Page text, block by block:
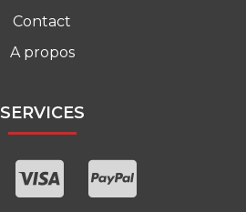
Contact
A propos
SERVICES